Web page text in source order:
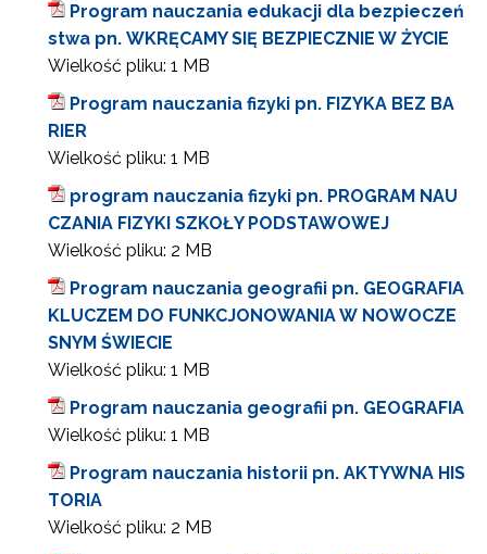
Program nauczania edukacji dla bezpieczeń
stwa pn. WKRĘCAMY SIĘ BEZPIECZNIE W ŻYCIE
Wielkość pliku: 1 MB
Program nauczania fizyki pn. FIZYKA BEZ BA
RIER
Wielkość pliku: 1 MB
program nauczania fizyki pn. PROGRAM NAU
CZANIA FIZYKI SZKOŁY PODSTAWOWEJ
Wielkość pliku: 2 MB
Program nauczania geografii pn. GEOGRAFIA
KLUCZEM DO FUNKCJONOWANIA W NOWOCZE
SNYM ŚWIECIE
Wielkość pliku: 1 MB
Program nauczania geografii pn. GEOGRAFIA
Wielkość pliku: 1 MB
Program nauczania historii pn. AKTYWNA HIS
TORIA
Wielkość pliku: 2 MB